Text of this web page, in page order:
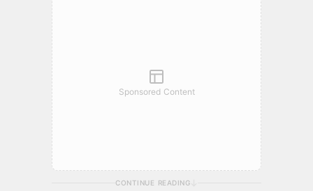
Sponsored Content
CONTINUE READING